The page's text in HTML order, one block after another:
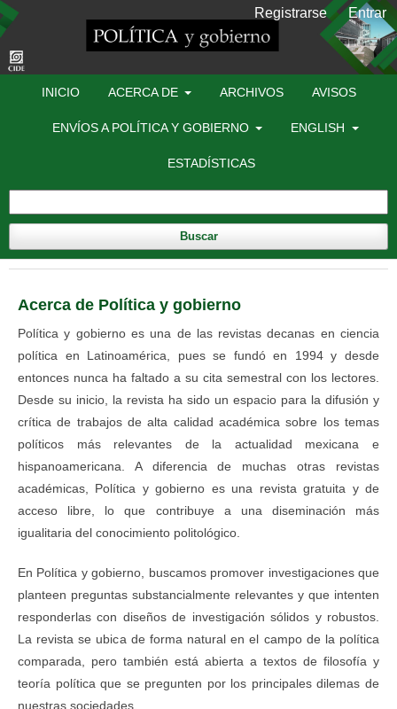
INICIO ACERCA DE ARCHIVOS AVISOS
ENVÍOS A POLÍTICA Y GOBIERNO ENGLISH
ESTADÍSTICAS
Buscar
Registrarse Entrar
Acerca de Política y gobierno
Política y gobierno es una de las revistas decanas en ciencia
política en Latinoamérica, pues se fundó en 1994 y desde
entonces nunca ha faltado a su cita semestral con los lectores.
Desde su inicio, la revista ha sido un espacio para la difusión y
crítica de trabajos de alta calidad académica sobre los temas
políticos más relevantes de la actualidad mexicana e
hispanoamericana. A diferencia de muchas otras revistas
académicas, Política y gobierno es una revista gratuita y de
acceso libre, lo que contribuye a una diseminación más
igualitaria del conocimiento politológico.
En Política y gobierno, buscamos promover investigaciones que
planteen preguntas substancialmente relevantes y que intenten
responderlas con diseños de investigación sólidos y robustos.
La revista se ubica de forma natural en el campo de la política
comparada, pero también está abierta a textos de filosofía y
teoría política que se pregunten por los principales dilemas de
nuestras sociedades.